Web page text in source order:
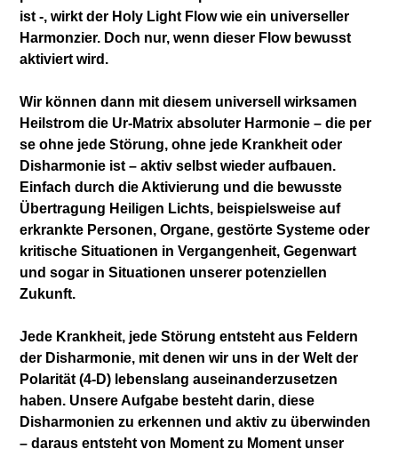
ist -, wirkt der Holy Light Flow wie ein universeller
Harmonzier. Doch nur, wenn dieser Flow bewusst
aktiviert wird.
Wir können dann mit diesem universell wirksamen
Heilstrom die Ur-Matrix absoluter Harmonie – die per
se ohne jede Störung, ohne jede Krankheit oder
Disharmonie ist – aktiv selbst wieder aufbauen.
Einfach durch die Aktivierung und die bewusste
Übertragung Heiligen Lichts, beispielsweise auf
erkrankte Personen, Organe, gestörte Systeme oder
kritische Situationen in Vergangenheit, Gegenwart
und sogar in Situationen unserer potenziellen
Zukunft.
Jede Krankheit, jede Störung entsteht aus Feldern
der Disharmonie, mit denen wir uns in der Welt der
Polarität (4-D) lebenslang auseinanderzusetzen
haben. Unsere Aufgabe besteht darin, diese
Disharmonien zu erkennen und aktiv zu überwinden
– daraus entsteht von Moment zu Moment unser